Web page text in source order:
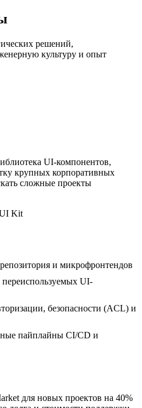
решений,
культуру и опыт
UI-компонентов,
крупных корпоративных
сложные проекты
Kit
и микрофронтендов
переиспользуемых UI-
безопасности (ACL) и
пайплайны CI/CD и
для новых проектов на 40%